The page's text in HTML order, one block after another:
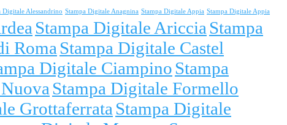
Digitale Alessandrino Stampa Digitale Anagnina Stampa Digitale Appia Stampa Digitale Appia
Stampa Digitale Ariccia Stampa
Roma Stampa Digitale Castel
Digitale Ciampino Stampa
Stampa Digitale Formello
Grottaferrata Stampa Digitale